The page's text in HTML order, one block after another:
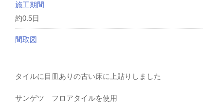
施工期間
約0.5日
間取図
タイルに目皿ありの古い床に上貼りしました
サンゲツ フロアタイルを使用